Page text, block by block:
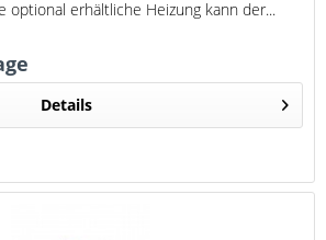
optional erhältliche Heizung kann der...
Details